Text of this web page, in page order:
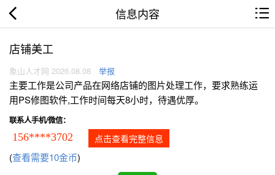
信息内容
店铺美工
象山人才网 2026.08.08 举报
主要工作是公司产品在网络店铺的图片处理工作，要求熟练运
用PS修图软件,工作时间每天8小时，待遇优厚。
联系人手机/微信：
156****3702 点击查看完整信息
(查看需要10金币)